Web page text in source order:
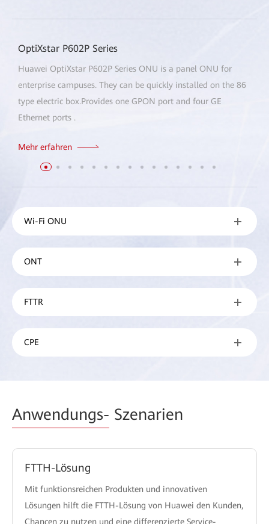
OptiXstar P602P Series
Huawei OptiXstar P602P Series ONU is a panel ONU for
enterprise campuses. They can be quickly installed on the 86
type electric box.Provides one GPON port and four GE
Ethernet ports .
Mehr erfahren
Wi-Fi ONU
ONT
FTTR
CPE
Anwendungs- Szenarien
FTTH-Lösung
Mit funktionsreichen Produkten und innovativen
Lösungen hilft die FTTH-Lösung von Huawei den Kunden,
Chancen zu nutzen und eine differenzierte Service-